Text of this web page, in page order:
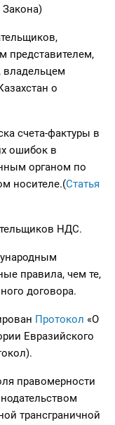
Закона)
представителем,
владельцем
о
счета-фактуры в
ошибок в
органом по
носителе.(Статья
НДС.
правила, чем те,
договора.
Протокол «О
Евразийского
правомерности
трансграничной